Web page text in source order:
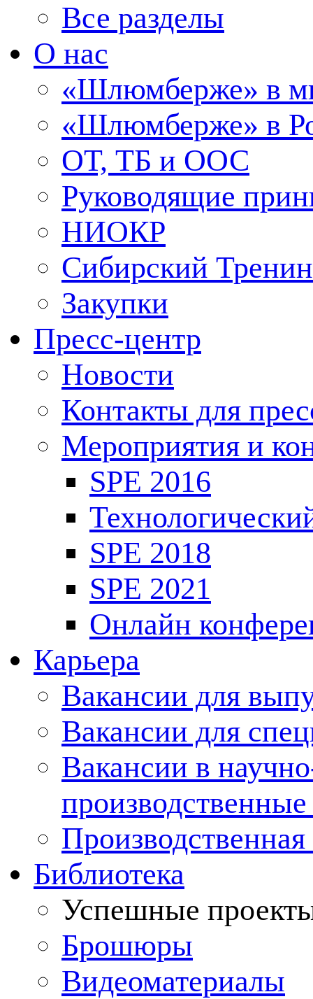
Все разделы
О нас
«Шлюмберже» в
«Шлюмберже» в
ОТ, ТБ и ООС
Руководящие
НИОКР
Сибирский
Закупки
Пресс-центр
Новости
Контакты для
Мероприятия и
SPE 2016
SPE 2018
SPE 2021
Онлайн
Карьера
Вакансии для
Вакансии для
Вакансии в
Производственная
Библиотека
Успешные
Брошюры
Видеоматериалы